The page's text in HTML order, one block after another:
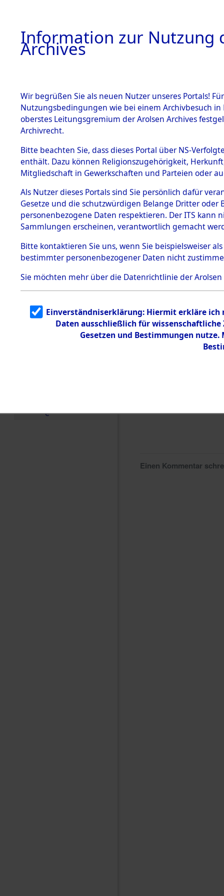
BESTÄNDE
1.
mente
5. Verschiedenes
5.3
Todesmärsche
5.3.1 Alliierte
Erhebungen
zu
Todesmärsch
en
5.3.2
g
5.3.3
Todesmärsch
e
0003
Einen Kommentar
Information zur Nutzung
Archives
Wir begrüßen Sie als neuen Nutzer unseres Portals!
Nutzungsbedingungen wie bei einem Archivbesuch
oberstes Leitungsgremium der Arolsen Archives
Archivrecht.
Bitte beachten Sie, dass dieses Portal über NS-
enthält. Dazu können Religionszugehörigkeit,
Mitgliedschaft in Gewerkschaften und Parteien oder
Als Nutzer dieses Portals sind Sie persönlich dafür
Gesetze und die schutzwürdigen Belange Dritter
personenbezogene Daten respektieren. Der ITS
Sammlungen erscheinen, verantwortlich gemacht
Bitte kontaktieren Sie uns, wenn Sie beispielsweiser
bestimmter personenbezogener Daten nicht
Sie möchten mehr über die Datenrichtlinie der Arolsen
Einverständniserklärung: Hiermit erkläre ich
Daten ausschließlich für
Gesetzen und Bestimmungen